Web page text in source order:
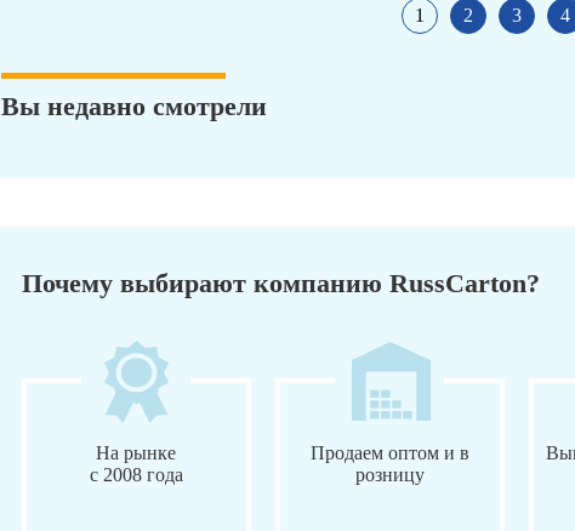
1 2 3 4
Вы недавно смотрели
Почему выбирают компанию RussCarton?
На рынке
с 2008 года
Продаем оптом и в
розницу